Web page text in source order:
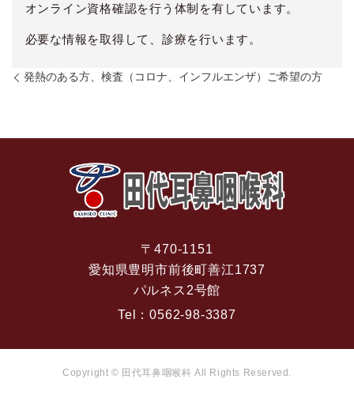
オンライン資格確認を行う体制を有しています。
必要な情報を取得して、診療を行います。
発熱のある方、検査（コロナ、インフルエンザ）ご希望の方
〒470-1151
愛知県豊明市前後町善江1737
パルネス2号館
Tel：0562-98-3387
Copyright © 田代耳鼻咽喉科 All Rights Reserved.